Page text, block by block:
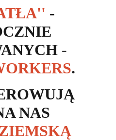
-
-
.
NAS